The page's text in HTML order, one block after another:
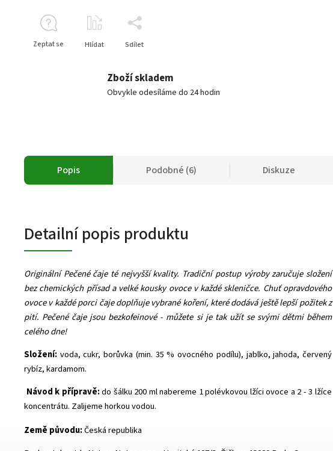
Zeptat se Hlídat Sdílet
Zboží skladem
Obvykle odesíláme do 24 hodin
Popis Podobné (6) Diskuze
Detailní popis produktu
Originální Pečené čaje té nejvyšší kvality. Tradiční postup výroby zaručuje složení
bez chemických přísad a velké kousky ovoce v každé skleničce. Chuť opravdového
ovoce v každé porci čaje doplňuje vybrané koření, které dodává ještě lepší požitek z
pití. Pečené čaje jsou bezkofeinové - můžete si je tak užít se svými dětmi během
celého dne!
Složení: voda, cukr, borůvka (min. 35 % ovocného podílu), jablko, jahoda, červený
rybíz, kardamom.
Návod k přípravě:do šálku 200 ml nabereme 1 polévkovou lžíci ovoce a 2 - 3 lžíce
koncentrátu. Zalijeme horkou vodou.
Země původu:Česká republika